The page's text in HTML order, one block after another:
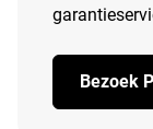
Bezoek